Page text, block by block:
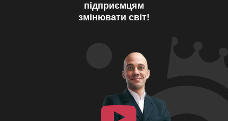
підприємцям
змінювати світ!